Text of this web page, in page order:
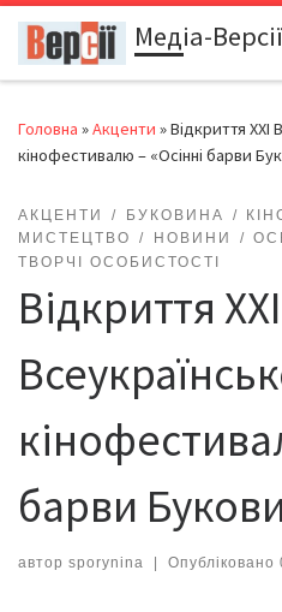
Перейти до вмістуМедіа-Версії
Головна »Акценти »Відкриття XXI
кінофестивалю – «Осінні барви
АКЦЕНТИ БУКОВИНА
МИСТЕЦТВО
НОВИНИ
ТВОРЧІ ОСОБИСТОСТІ
Відкриття XXI
барви
автор sporynina Опубліковано